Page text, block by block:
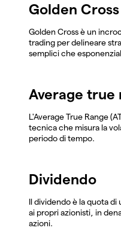
Golden Cross
Golden Cross è un
trading per delineare
semplici che
Average true
L'Average True Range
tecnica che misura la
periodo di tempo.
Dividendo
Il dividendo è la quota
ai propri azionisti, in
azioni.